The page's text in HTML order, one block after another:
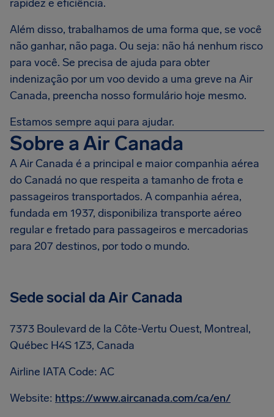
rapidez e eficiência.
Além disso, trabalhamos de uma forma que, se você
não ganhar, não paga. Ou seja: não há nenhum risco
para você. Se precisa de ajuda para obter
indenização por um voo devido a uma greve na Air
Canada, preencha nosso formulário hoje mesmo.
Estamos sempre aqui para ajudar.
Sobre a Air Canada
A Air Canada é a principal e maior companhia aérea
do Canadá no que respeita a tamanho de frota e
passageiros transportados. A companhia aérea,
fundada em 1937, disponibiliza transporte aéreo
regular e fretado para passageiros e mercadorias
para 207 destinos, por todo o mundo.
Sede social da Air Canada
7373 Boulevard de la Côte-Vertu Ouest, Montreal,
Québec H4S 1Z3, Canada
Airline IATA Code: AC
Website: https://www.aircanada.com/ca/en/